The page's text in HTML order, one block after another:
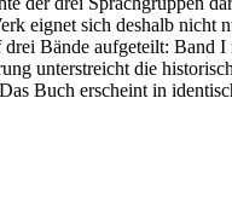
eignet sich deshalb nicht
Bände aufgeteilt: Band
unterstreicht die
Buch erscheint in